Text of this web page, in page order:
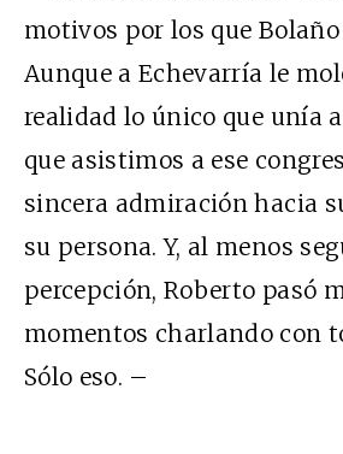
motivos por los que
Aunque a Echevarría le
realidad lo único que unía
que asistimos a ese
sincera admiración hacia
su persona. Y, al menos
percepción, Roberto pasó
momentos charlando con
Sólo eso. –